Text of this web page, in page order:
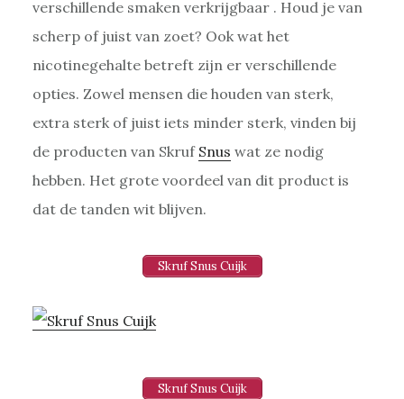
verschillende smaken verkrijgbaar . Houd je van
scherp of juist van zoet? Ook wat het
nicotinegehalte betreft zijn er verschillende
opties. Zowel mensen die houden van sterk,
extra sterk of juist iets minder sterk, vinden bij
de producten van Skruf Snus wat ze nodig
hebben. Het grote voordeel van dit product is
dat de tanden wit blijven.
Skruf Snus Cuijk
Skruf Snus Cuijk